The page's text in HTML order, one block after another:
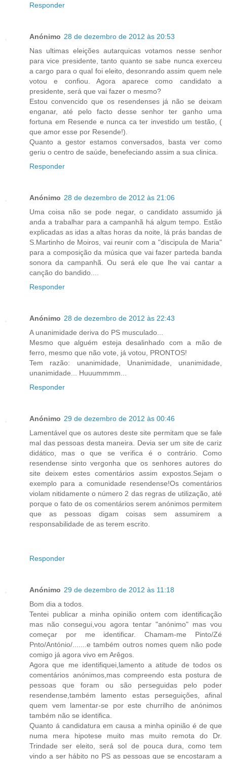
Responder
Anónimo 28 de dezembro de 2012 às 20:53
Nas ultimas eleições autarquicas votamos nesse senhor
para vice presidente, tanto quanto se sabe nunca exerceu
a cargo para o qual foi eleito, desonrando assim quem nele
votou e confiou. Agora aparece como candidato a
presidente, será que vai fazer o mesmo?
Estou convencido que os resendenses já não se deixam
enganar, até pelo facto desse senhor ter ganho uma
fortuna em Resende e nunca ca ter investido um testão, (
que amor esse por Resende!).
Quanto a gestor estamos conversados, basta ver como
geriu o centro de saúde, benefeciando assim a sua clinica.
Responder
Anónimo 28 de dezembro de 2012 às 21:06
Uma coisa não se pode negar, o candidato assumido já
anda a trabalhar para a campanhã há algum tempo. Estão
explicadas as idas a altas horas da noite, lá prás bandas de
S.Martinho de Moiros, vai reunir com a "discipula de Maria"
para a composição da música que vai fazer parteda banda
sonora da campanhã. Ou será ele que lhe vai cantar a
canção do bandido....
Responder
Anónimo 28 de dezembro de 2012 às 22:43
A unanimidade deriva do PS musculado...
Mesmo que alguém esteja desalinhado com a mão de
ferro, mesmo que não vote, já votou, PRONTOS!
Tem razão: unanimidade, Unanimidade, unanimidade,
unanimidade... Huuummmm...
Responder
Anónimo 29 de dezembro de 2012 às 00:46
Lamentável que os autores deste site permitam que se fale
mal das pessoas desta maneira. Devia ser um site de cariz
didático, mas o que se verifica é o contrário. Como
resendense sinto vergonha que os senhores autores do
site deixem estes comentários assim expostos.Sejam o
exemplo para a comunidade resendense!Os comentários
violam nitidamente o número 2 das regras de utilização, até
porque o fato de os comentários serem anónimos permitem
que as pessoas digam coisas sem assumirem a
responsabilidade de as terem escrito.
Responder
Anónimo 29 de dezembro de 2012 às 11:18
Bom dia a todos.
Tentei publicar a minha opinião ontem com identificação
mas não consegui,vou agora tentar "anónimo" mas vou
começar por me identificar. Chamam-me Pinto/Zé
Pnto/António/.......e também outros nomes quem não pode
comigo já agora vivo em Arêgos.
Agora que me identifiquei,lamento a atitude de todos os
comentários anónimos,mas compreendo esta postura de
pessoas que foram ou são perseguidas pelo poder
resendense,também lamento estas perseguições, afinal
quem vem lamentar-se por este churrilho de anónimos
também não se identifica.
Quanto á candidatura em causa a minha opinião é de que
numa mera hipotese muito mas muito remota do Dr.
Trindade ser eleito, será sol de pouca dura, como tem
vindo a ser hábito no PS as pessoas que se encostaram a